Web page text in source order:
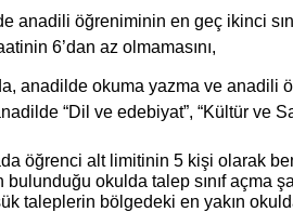
anadili öğreniminin en geç ikinci
6’dan az olmamasını,
anadilde okuma yazma ve anadili
“Dil ve edebiyat”, “Kültür ve
öğrenci alt limitinin 5 kişi olarak
okulda talep sınıf açma
taleplerin bölgedeki en yakın